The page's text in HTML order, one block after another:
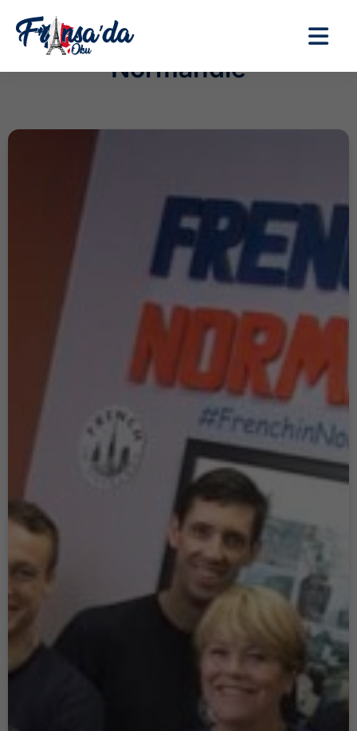
Normandie